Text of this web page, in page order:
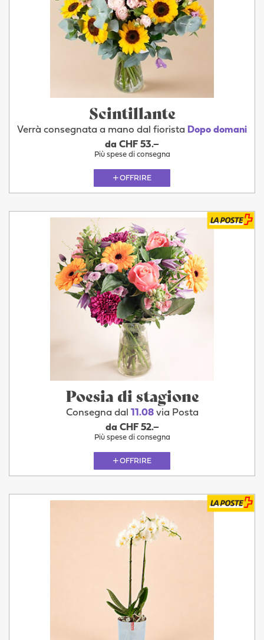
Scintillante
Verrà consegnata a mano dal fiorista Dopo domani
da CHF 53.–
Più spese di consegna
OFFRIRE
Poesia di stagione
Consegna dal 11.08via Posta
da CHF 52.–
Più spese di consegna
OFFRIRE